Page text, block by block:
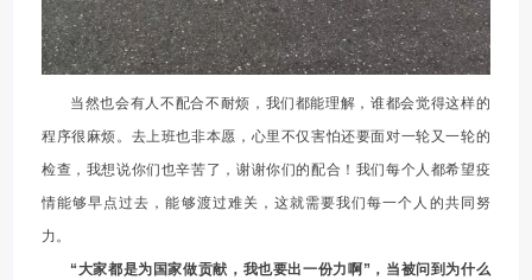
当然也会有人不配合不耐烦，我们都能理解，谁都会觉得这样的
程序很麻烦。去上班也非本愿，心里不仅害怕还要面对一轮又一轮的
检查，我想说你们也辛苦了，谢谢你们的配合！我们每个人都希望疫
情能够早点过去，能够渡过难关，这就需要我们每一个人的共同努
力。
“大家都是为国家做贡献，我也要出一份力啊”，当被问到为什么